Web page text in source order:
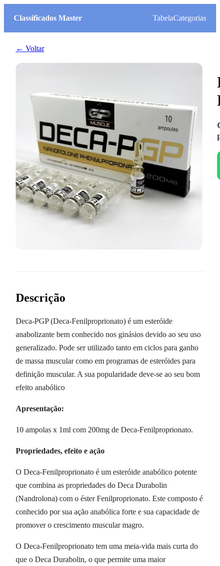
Classificados Master TabelaCategorias
← Voltar
Descrição
Deca-PGP (Deca-Fenilproprionato) é um esteróide
anabolizante bem conhecido nos ginásios devido ao seu uso
generalizado. Pode ser utilizado tanto em ciclos para ganho
de massa muscular como em programas de esteróides para
definição muscular. A sua popularidade deve-se ao seu bom
efeito anabólico
Apresentação:
10 ampolas x 1ml com 200mg de Deca-Fenilproprionato.
Propriedades, efeito e ação
O Deca-Fenilproprionato é um esteróide anabólico potente
que combina as propriedades do Deca Durabolin
(Nandrolona) com o éster Fenilproprionato. Este composto é
conhecido por sua ação anabólica forte e sua capacidade de
promover o crescimento muscular magro.
O Deca-Fenilproprionato tem uma meia-vida mais curta do
que o Deca Durabolin, o que permite uma maior